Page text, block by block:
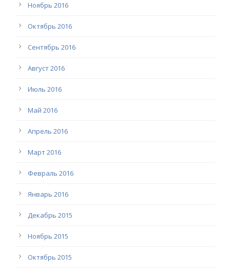
Ноябрь 2016
Октябрь 2016
Сентябрь 2016
Август 2016
Июль 2016
Май 2016
Апрель 2016
Март 2016
Февраль 2016
Январь 2016
Декабрь 2015
Ноябрь 2015
Октябрь 2015